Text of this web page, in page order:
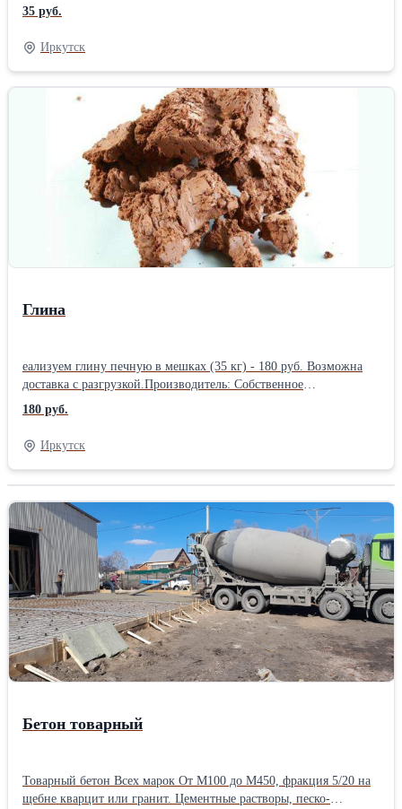
- создания берегов и дна у ручьев и прудов - оформления домов
- создания рисунков и надписей на газонах и земле -
оформления садовых дорожек - обрамления памятников -
оформления клумб и зон отдыха Щебень декоративный цветной
1 кг - 35 руб. Щебень обычный в мешках (40 кг) - 70 руб.,
машина 25 т - 14000 руб. Возможна доставка с разгрузкой,
подъем на этаж.Производитель: Собственное производство
35 руб.
Иркутск
Глина
еализуем глину печную в мешках (35 кг) - 180 руб. Возможна
доставка с разгрузкой.Производитель: Собственное
производство
180 руб.
Иркутск
Бетон товарный
Товарный бетон Всех марок От М100 до М450, фракция 5/20 на
щебне кварцит или гранит. Цементные растворы, песко-